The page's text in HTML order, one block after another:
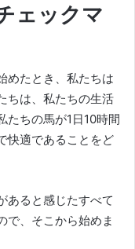
ェックマ
めたとき、私たちは
ちは、私たちの生活
たちの馬が1日10時間
快適であることをど
あると感じたすべて
で、そこから始めま